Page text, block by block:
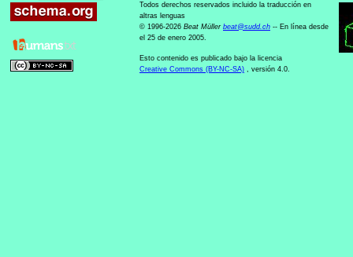
Todos derechos reservados incluido la traducción en
altras lenguas
© 1996-2026 Beat Müller beat@sudd.ch -- En línea desde
el 25 de enero 2005.
Esto contenido es publicado bajo la licencia
Creative Commons (BY-NC-SA) , versión 4.0.